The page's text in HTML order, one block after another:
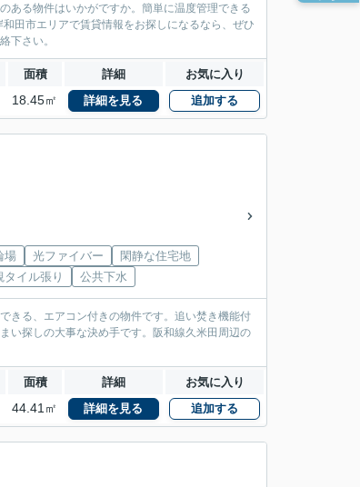
ある物件はいかがですか。簡単に温度管理できる
田市エリアで賃貸情報をお探しになるなら、ぜひ
下さい。
面積 詳細 お気に入り
18.45㎡ 詳細を見る 追加する
場 光ファイバー
閑静な住宅地
タイル張り
公共下水
きる、エアコン付きの物件です。追い焚き機能付
い探しの大事な決め手です。阪和線久米田周辺の
面積 詳細 お気に入り
44.41㎡ 詳細を見る 追加する